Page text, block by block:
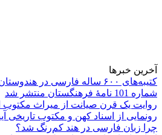
آخرین خبرها
کتیبه‌های ۶۰۰ ساله فارسی در هندوستان
شماره 101 نامۀ فرهنگستان منتشر شد
روایت یک قرن صیانت از میراث مکتوب
رونمایی از اسناد کهن و مکتوب تاریخی
چرا زبان فارسی در هند کم‌رنگ شد؟